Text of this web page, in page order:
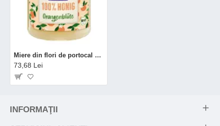
Miere din flori de portocal eco (500 grame), Hoyer
73,68 Lei
INFORMAŢII